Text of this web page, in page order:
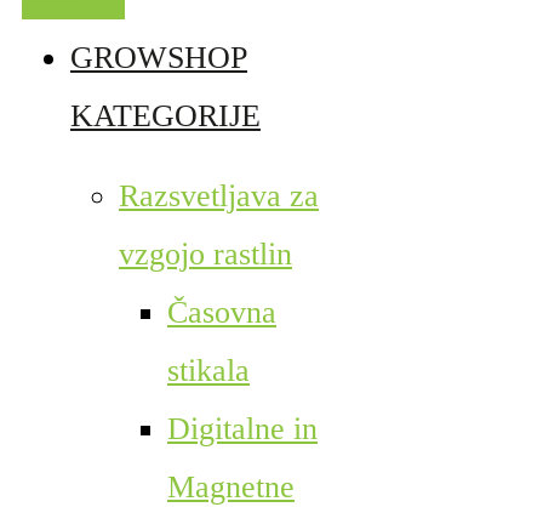
GROWSHOP
KATEGORIJE
Razsvetljava za
vzgojo rastlin
Časovna
stikala
Digitalne in
Magnetne